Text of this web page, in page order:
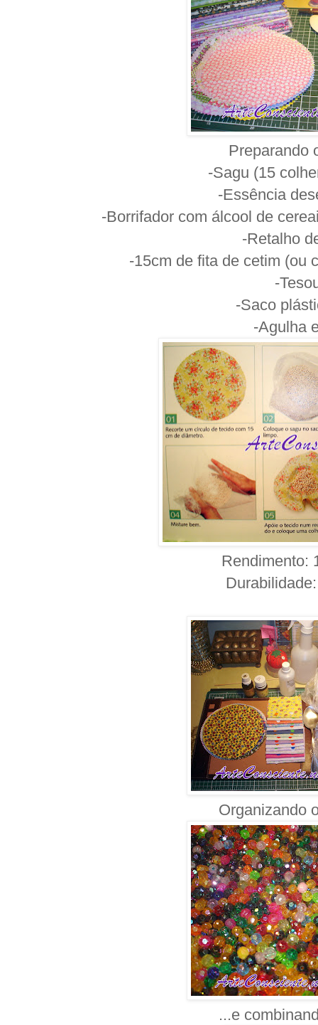
Preparando
-Sagu (15
-Essência
-Borrifador com álcool de
-Retalho
-15cm de fita de cetim (ou
-
-Saco
-Agulha
Rendimento:
Organizando
...e